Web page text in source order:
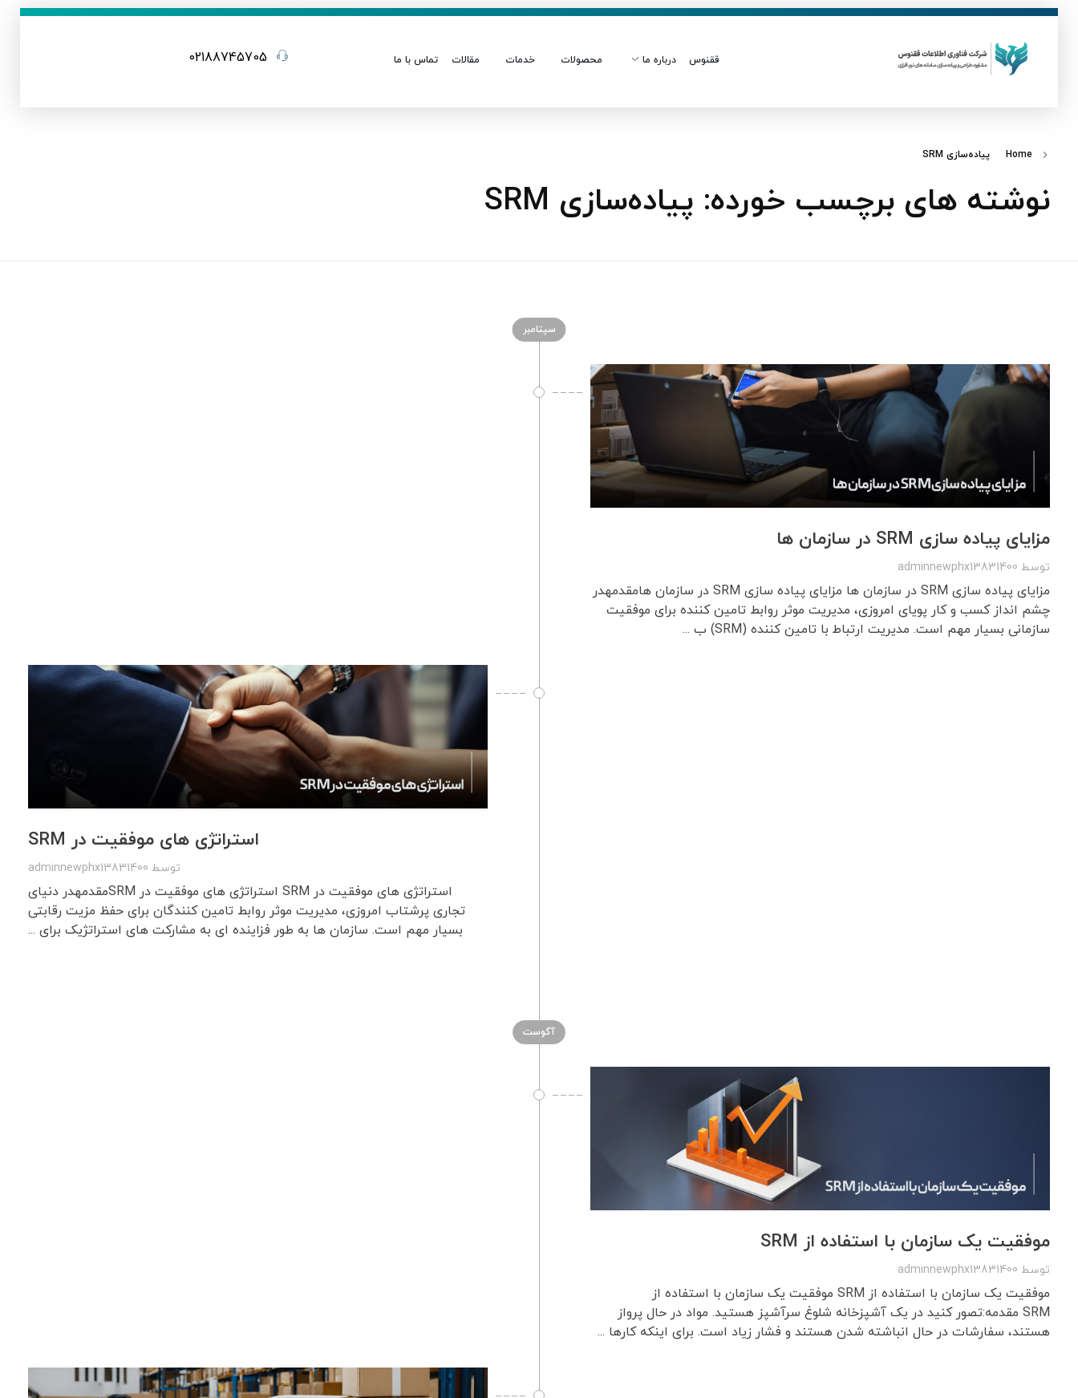
ققنوس درباره ما محصولات خدمات مقالات تماس با ما 02188745705
Home پیاده‌سازی SRM
نوشته های برچسب خورده: پیاده‌سازی SRM
سپتامبر
مزایای پیاده سازی SRM در سازمان ها
توسط adminnewphx13831400
مزایای پیاده سازی SRM در سازمان ها مزایای پیاده سازی SRM در سازمان هامقدمهدر
چشم انداز کسب و کار پویای امروزی، مدیریت موثر روابط تامین کننده برای موفقیت
سازمانی بسیار مهم است. مدیریت ارتباط با تامین کننده (SRM) ب ...
استراتژی های موفقیت در SRM
توسط adminnewphx13831400
استراتژی های موفقیت در SRM استراتژی های موفقیت در SRMمقدمهدر دنیای
تجاری پرشتاب امروزی، مدیریت موثر روابط تامین کنندگان برای حفظ مزیت رقابتی
بسیار مهم است. سازمان ها به طور فزاینده ای به مشارکت های استراتژیک برای ...
آگوست
موفقیت یک سازمان با استفاده از SRM
توسط adminnewphx13831400
موفقیت یک سازمان با استفاده از SRM موفقیت یک سازمان با استفاده از
SRM مقدمه:تصور کنید در یک آشپزخانه شلوغ سرآشپز هستید. مواد در حال پرواز
هستند، سفارشات در حال انباشته شدن هستند و فشار زیاد است. برای اینکه کارها ...